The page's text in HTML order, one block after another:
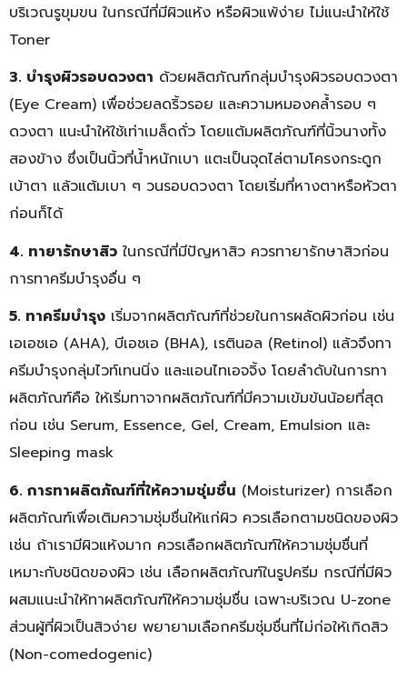
บริเวณรูขุมขน ในกรณีที่มีผิวแห้ง หรือผิวแพ้ง่าย ไม่แนะนำให้ใช้
Toner
3. บำรุงผิวรอบดวงตา ด้วยผลิตภัณฑ์กลุ่มบำรุงผิวรอบดวงตา
(Eye Cream) เพื่อช่วยลดริ้วรอย และความหมองคล้ำรอบ ๆ
ดวงตา แนะนำให้ใช้เท่าเมล็ดถั่ว โดยแต้มผลิตภัณฑ์ที่นิ้วนางทั้ง
สองข้าง ซึ่งเป็นนิ้วที่น้ำหนักเบา แตะเป็นจุดไล่ตามโครงกระดูก
เบ้าตา แล้วแต้มเบา ๆ วนรอบดวงตา โดยเริ่มที่หางตาหรือหัวตา
ก่อนก็ได้
4. ทายารักษาสิว ในกรณีที่มีปัญหาสิว ควรทายารักษาสิวก่อน
การทาครีมบำรุงอื่น ๆ
5. ทาครีมบำรุง เริ่มจากผลิตภัณฑ์ที่ช่วยในการผลัดผิวก่อน เช่น
เอเอชเอ (AHA), บีเอชเอ (BHA), เรตินอล (Retinol) แล้วจึงทา
ครีมบำรุงกลุ่มไวท์เทนนิ่ง และแอนไทเอจจิ้ง โดยลำดับในการทา
ผลิตภัณฑ์คือ ให้เริ่มทาจากผลิตภัณฑ์ที่มีความเข้มข้นน้อยที่สุด
ก่อน เช่น Serum, Essence, Gel, Cream, Emulsion และ
Sleeping mask
6. การทาผลิตภัณฑ์ที่ให้ความชุ่มชื่น (Moisturizer) การเลือก
ผลิตภัณฑ์เพื่อเติมความชุ่มชื่นให้แก่ผิว ควรเลือกตามชนิดของผิว
เช่น ถ้าเรามีผิวแห้งมาก ควรเลือกผลิตภัณฑ์ให้ความชุ่มชื่นที่
เหมาะกับชนิดของผิว เช่น เลือกผลิตภัณฑ์ในรูปครีม กรณีที่มีผิว
ผสมแนะนำให้ทาผลิตภัณฑ์ให้ความชุ่มชื่น เฉพาะบริเวณ U-zone
ส่วนผู้ที่ผิวเป็นสิวง่าย พยายามเลือกครีมชุ่มชื่นที่ไม่ก่อให้เกิดสิว
(Non-comedogenic)